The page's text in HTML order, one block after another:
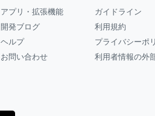
アプリ・拡張機能
開発ブログ
ヘルプ
お問い合わせ
ガイドライン
利用規約
プライバシーポ
利用者情報の外